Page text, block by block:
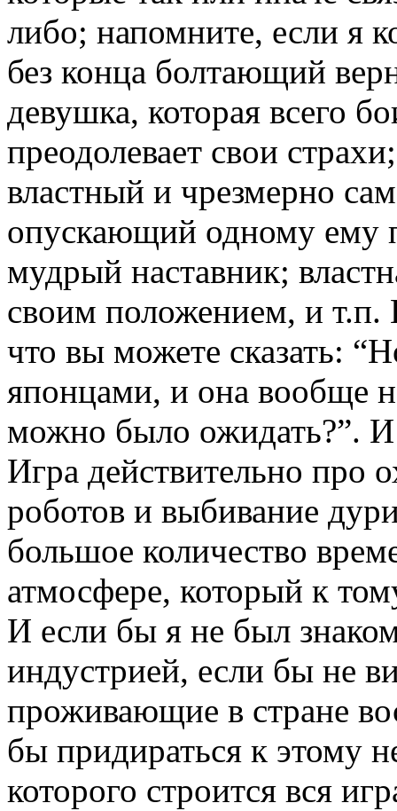
либо; напомните, если я
без конца болтающий
девушка, которая всего
преодолевает свои
властный и чрезмерно
опускающий одному ему
мудрый наставник;
своим положением, и
что вы можете сказать:
японцами, и она вообще
можно было ожидать?”.
Игра действительно про
роботов и выбивание
большое количество
атмосфере, который к
И если бы я не был
индустрией, если бы не
проживающие в стране
бы придираться к этому
которого строится вся